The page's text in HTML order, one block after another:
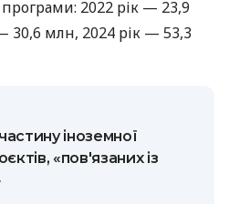
2022 рік — 23,9
30,6 млн, 2024 рік — 53,3
іноземної
«пов'язаних із